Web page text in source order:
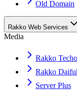
Old Domain
Rakko Web Services
Media
Rakko Techo
Rakko
Server Plus